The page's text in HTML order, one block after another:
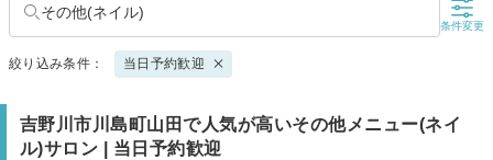
その他(ネイル)
条件変更
絞り込み条件： 当日予約歓迎
吉野川市川島町山田で人気が高いその他メニュー(ネイ
ル)サロン | 当日予約歓迎